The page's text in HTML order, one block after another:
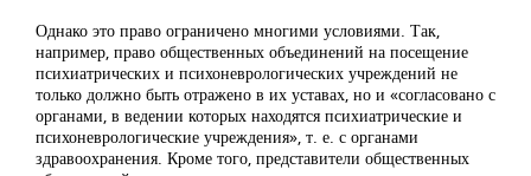
Однако это право ограничено многими условиями. Так,
например, право общественных объединений на посещение
психиатрических и психоневрологических учреждений не
только должно быть отражено в их уставах, но и «согласовано с
органами, в ведении которых находятся психиатрические и
психоневрологические учреждения», т. е. с органами
здравоохранения. Кроме того, представители общественных